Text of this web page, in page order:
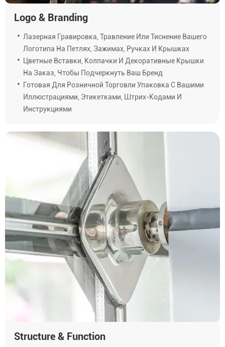
Logo & Branding
Лазерная Гравировка, Травление Или Тиснение Вашего
Логотипа На Петлях, Зажимах, Ручках И Крышках
Цветные Вставки, Колпачки И Декоративные Крышки
На Заказ, Чтобы Подчеркнуть Ваш Бренд
Готовая Для Розничной Торговли Упаковка С Вашими
Иллюстрациями, Этикетками, Штрих-Кодами И
Инструкциями
Structure & Function